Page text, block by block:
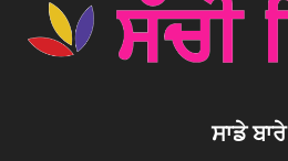
ਸਾਡੇ ਬਾਰੇ